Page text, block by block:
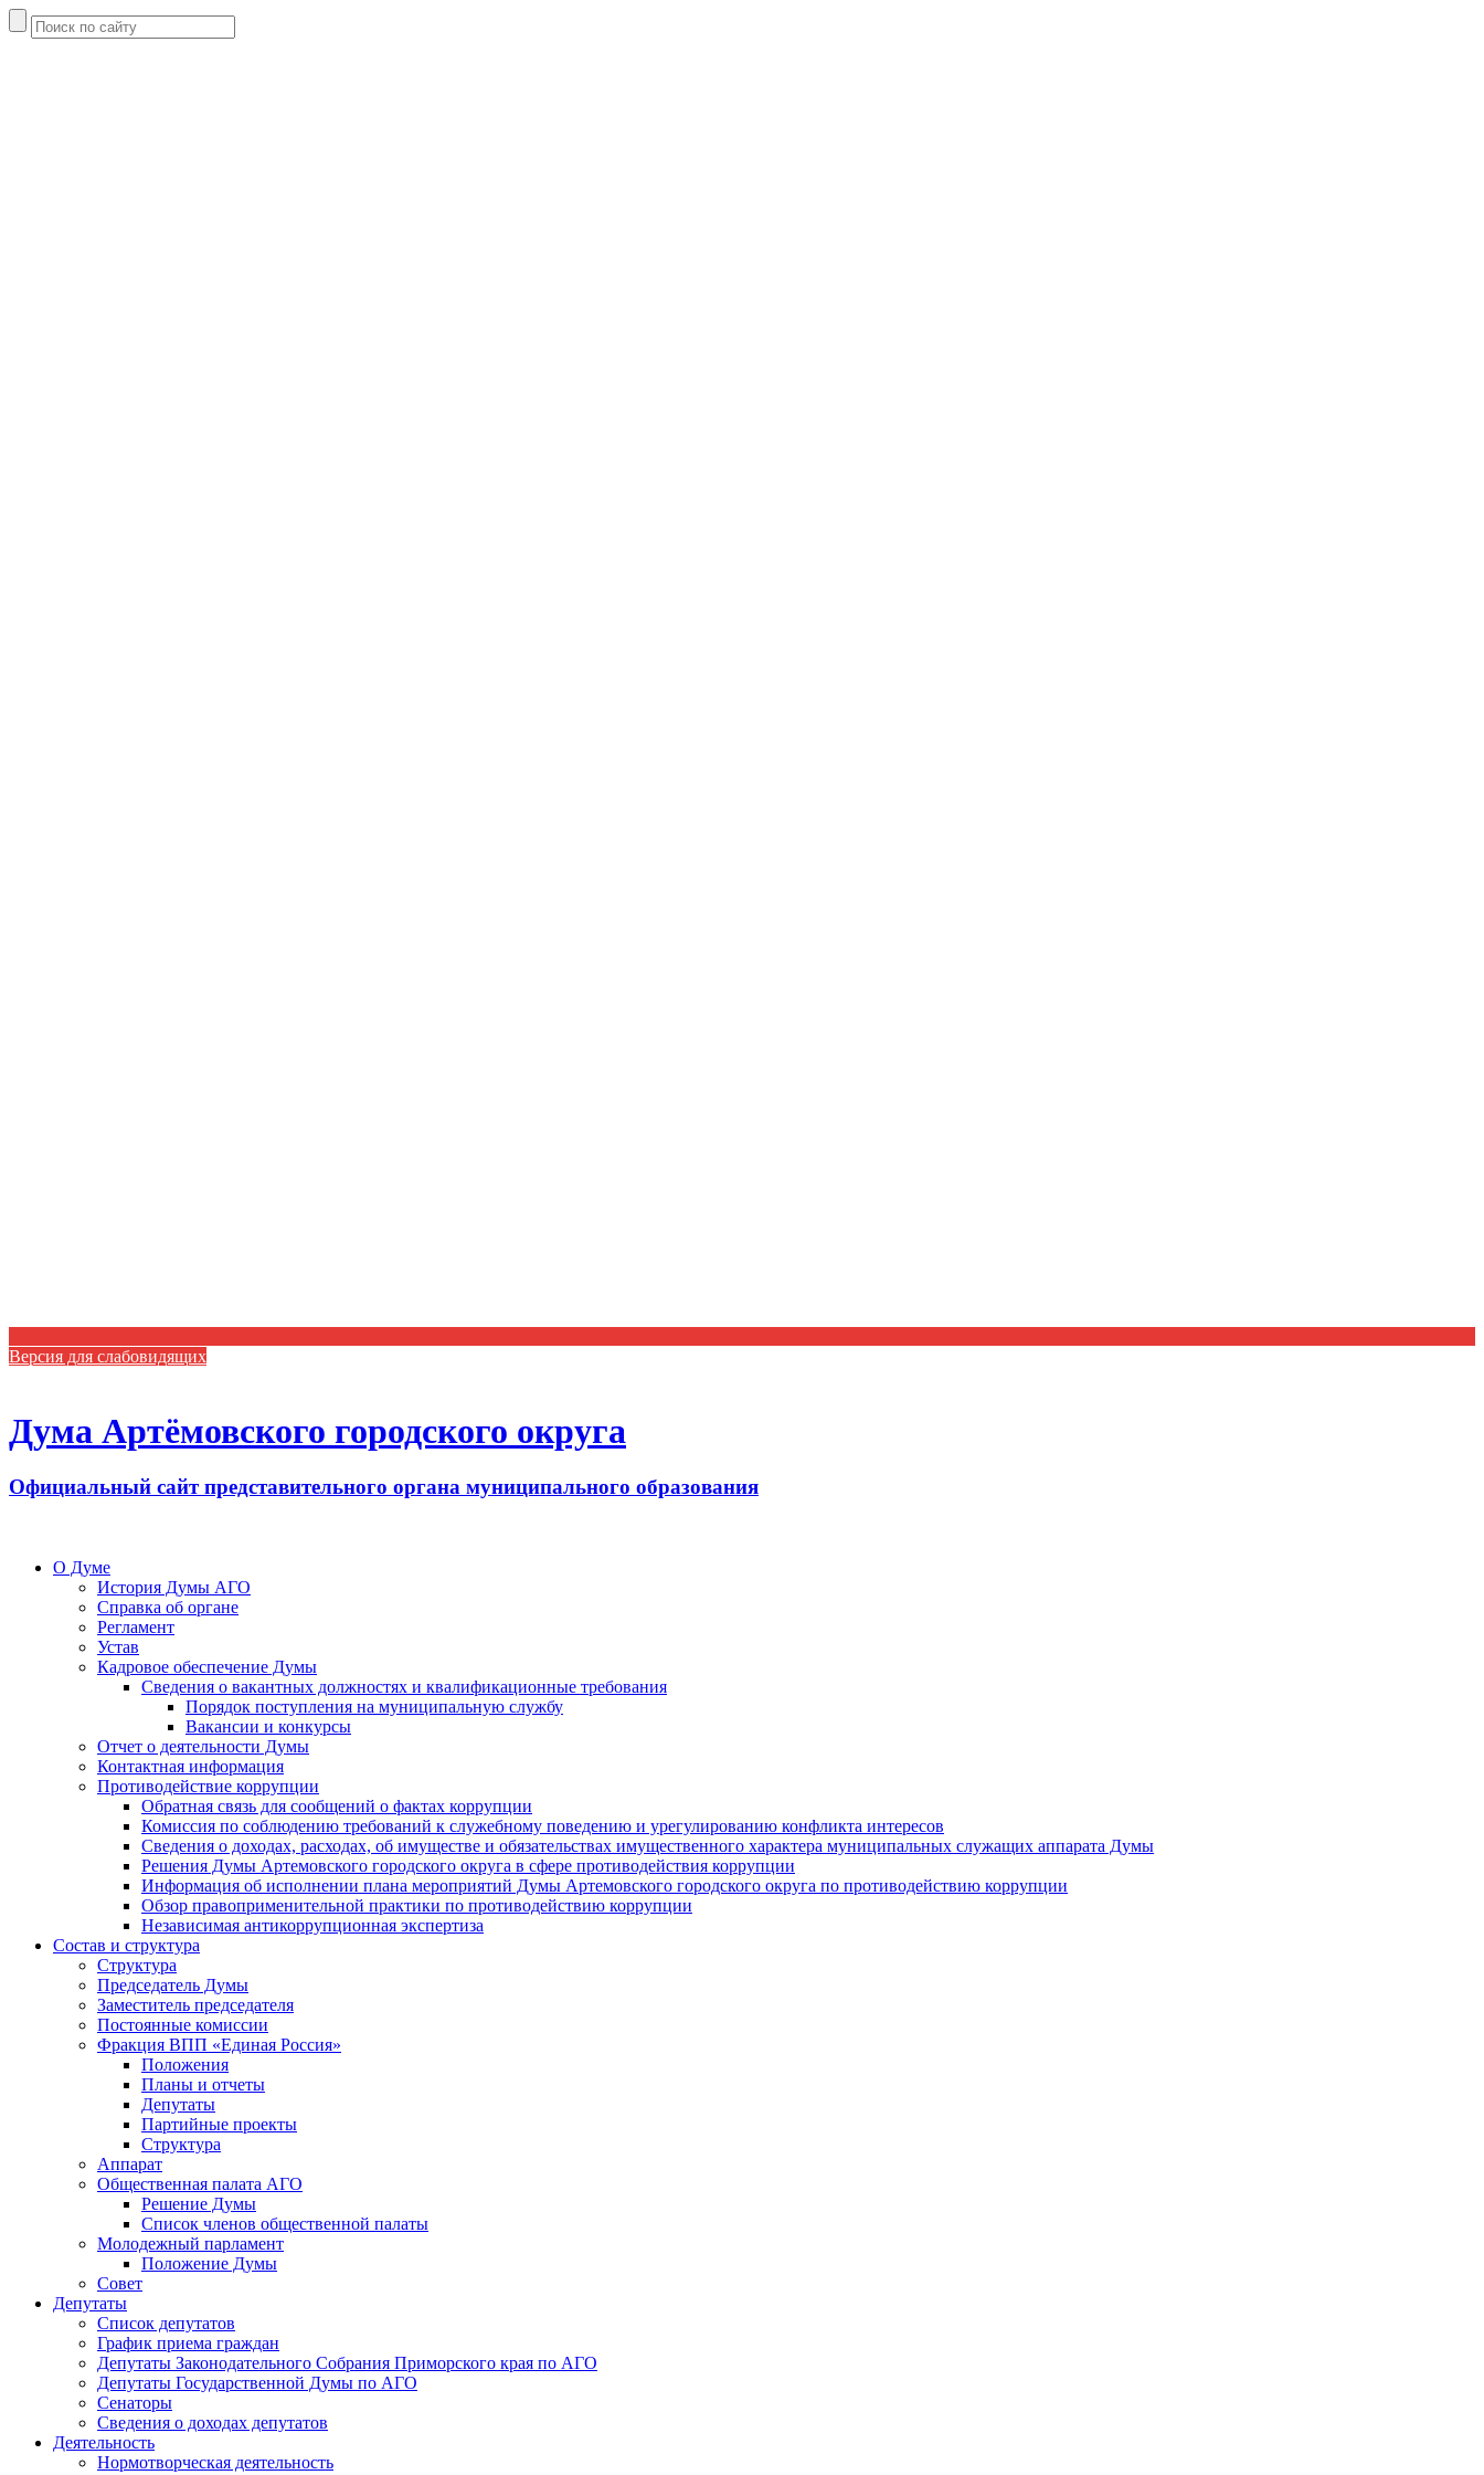
Версия для слабовидящих
Дума Артёмовского городского округа
Официальный сайт представительного органа муниципального образования
О Думе
История Думы АГО
Справка об органе
Регламент
Устав
Кадровое обеспечение Думы
Сведения о вакантных должностях и квалификационные требования
Порядок поступления на муниципальную службу
Вакансии и конкурсы
Отчет о деятельности Думы
Контактная информация
Противодействие коррупции
Обратная связь для сообщений о фактах коррупции
Комиссия по соблюдению требований к служебному поведению и урегулированию конфликта интересов
Сведения о доходах, расходах, об имуществе и обязательствах имущественного характера муниципальных служащих аппарата Думы
Решения Думы Артемовского городского округа в сфере противодействия коррупции
Информация об исполнении плана мероприятий Думы Артемовского городского округа по противодействию коррупции
Обзор правоприменительной практики по противодействию коррупции
Независимая антикоррупционная экспертиза
Состав и структура
Структура
Председатель Думы
Заместитель председателя
Постоянные комиссии
Фракция ВПП «Единая Россия»
Положения
Планы и отчеты
Депутаты
Партийные проекты
Структура
Аппарат
Общественная палата АГО
Решение Думы
Список членов общественной палаты
Молодежный парламент
Положение Думы
Совет
Депутаты
Список депутатов
График приема граждан
Депутаты Законодательного Собрания Приморского края по АГО
Депутаты Государственной Думы по АГО
Сенаторы
Сведения о доходах депутатов
Деятельность
Нормотворческая деятельность